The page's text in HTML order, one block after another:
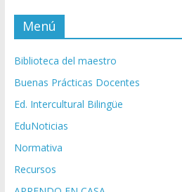
Menú
Biblioteca del maestro
Buenas Prácticas Docentes
Ed. Intercultural Bilingüe
EduNoticias
Normativa
Recursos